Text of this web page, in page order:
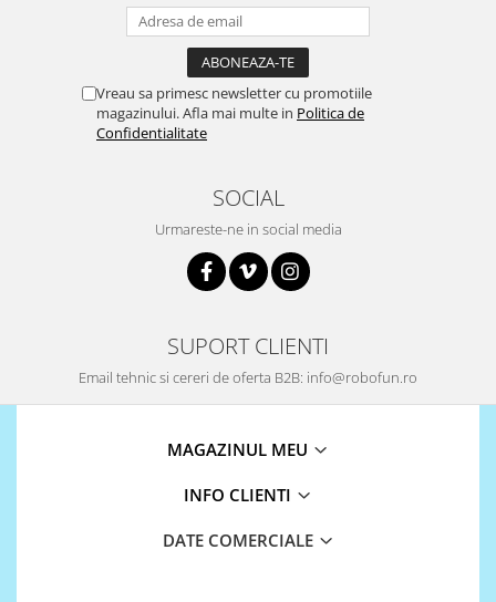
Vreau sa primesc newsletter cu promotiile
magazinului. Afla mai multe in Politica de
Confidentialitate
SOCIAL
Urmareste-ne in social media
SUPORT CLIENTI
Email tehnic si cereri de oferta B2B: info@robofun.ro
MAGAZINUL MEU
INFO CLIENTI
DATE COMERCIALE